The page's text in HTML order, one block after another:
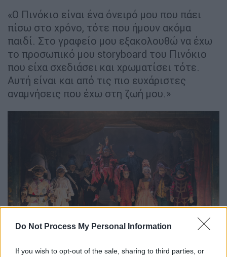
Do Not Process My Personal Information
If you wish to opt-out of the sale, sharing to third parties, or
«Ο Πινόκιο είναι ένα όνειρό μου που πάει
πίσω στο χρόνο, τότε που ήμουν ακόμα
παιδί. Στο γραφείο μου εξακολουθώ να έχω
το προσωπικό μου storyboard του Πινόκιο
που είχα σχεδιάσει και χρωματίσει τότε.
Αυτή είναι και από τις πιο ευχάριστες
αναμνήσεις που έχω στη ζωή μου.»